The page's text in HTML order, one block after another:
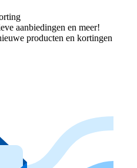
aanbiedingen en meer!
producten en kortingen